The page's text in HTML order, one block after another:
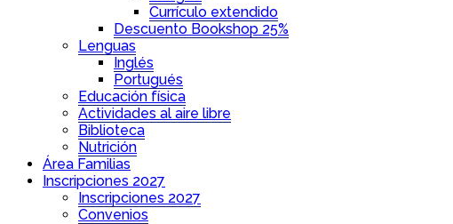
Currículo extendido
Descuento Bookshop 25%
Lenguas
Inglés
Portugués
Educación física
Actividades al aire libre
Biblioteca
Nutrición
Área Familias
Inscripciones 2027
Inscripciones 2027
Convenios